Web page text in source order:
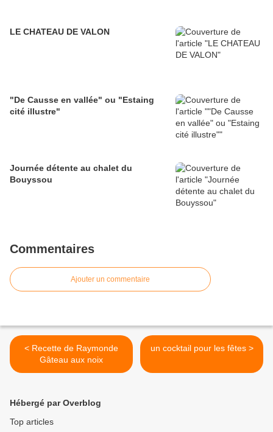
LE CHATEAU DE VALON
"De Causse en vallée" ou "Estaing
cité illustre"
Journée détente au chalet du
Bouyssou
Commentaires
Ajouter un commentaire
< Recette de Raymonde
Gâteau aux noix
un cocktail pour les fêtes >
Hébergé par Overblog
Top articles